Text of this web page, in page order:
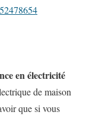
en électricité
de maison
que si vous